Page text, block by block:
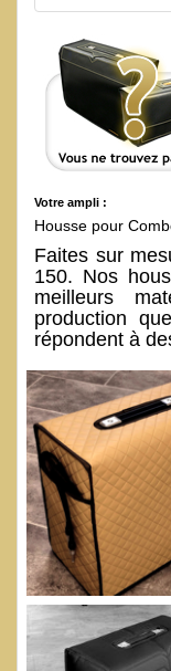
Votre ampli :
Housse pour
Faites sur
150. Nos
meilleurs
production
répondent à